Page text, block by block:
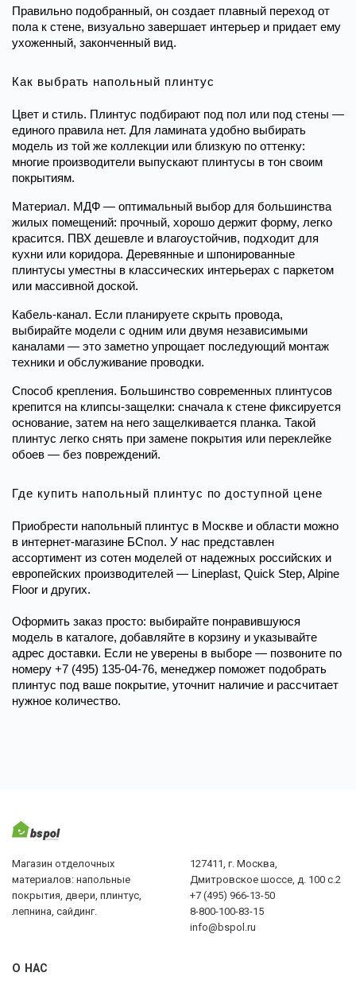
Правильно подобранный, он создает плавный переход от
пола к стене, визуально завершает интерьер и придает ему
ухоженный, законченный вид.
Как выбрать напольный плинтус
Цвет и стиль. Плинтус подбирают под пол или под стены —
единого правила нет. Для ламината удобно выбирать
модель из той же коллекции или близкую по оттенку:
многие производители выпускают плинтусы в тон своим
покрытиям.
Материал. МДФ — оптимальный выбор для большинства
жилых помещений: прочный, хорошо держит форму, легко
красится. ПВХ дешевле и влагоустойчив, подходит для
кухни или коридора. Деревянные и шпонированные
плинтусы уместны в классических интерьерах с паркетом
или массивной доской.
Кабель-канал. Если планируете скрыть провода,
выбирайте модели с одним или двумя независимыми
каналами — это заметно упрощает последующий монтаж
техники и обслуживание проводки.
Способ крепления. Большинство современных плинтусов
крепится на клипсы-защелки: сначала к стене фиксируется
основание, затем на него защелкивается планка. Такой
плинтус легко снять при замене покрытия или переклейке
обоев — без повреждений.
Где купить напольный плинтус по доступной цене
Приобрести напольный плинтус в Москве и области можно
в интернет-магазине БСпол. У нас представлен
ассортимент из сотен моделей от надежных российских и
европейских производителей — Lineplast, Quick Step, Alpine
Floor и других.
Оформить заказ просто: выбирайте понравившуюся
модель в каталоге, добавляйте в корзину и указывайте
адрес доставки. Если не уверены в выборе — позвоните по
номеру +7 (495) 135-04-76, менеджер поможет подобрать
плинтус под ваше покрытие, уточнит наличие и рассчитает
нужное количество.
Магазин отделочных
материалов: напольные
покрытия, двери, плинтус,
лепнина, сайдинг.
127411, г. Москва,
Дмитровское шоссе, д. 100 с.2
+7 (495) 966-13-50
8-800-100-83-15
info@bspol.ru
О НАС